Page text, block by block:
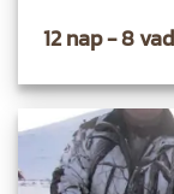
12 nap - 8